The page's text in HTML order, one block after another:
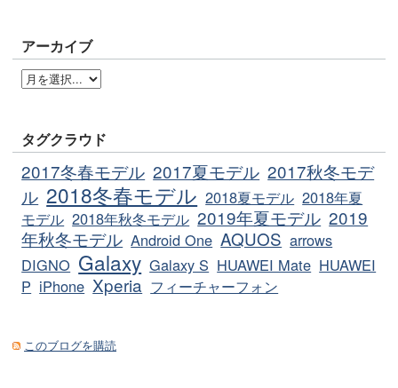
アーカイブ
タグクラウド
2017冬春モデル 2017夏モデル 2017秋冬モデ
ル 2018冬春モデル 2018夏モデル 2018年夏
モデル 2018年秋冬モデル 2019年夏モデル 2019
年秋冬モデル Android One AQUOS arrows
DIGNO Galaxy Galaxy S HUAWEI Mate HUAWEI
P iPhone Xperia フィーチャーフォン
このブログを購読